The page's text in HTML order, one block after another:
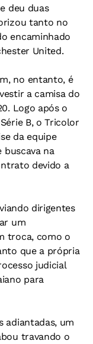
deu duas
tanto no
encaminhado
United.
no entanto, é
a camisa do
Logo após o
B, o Tricolor
da equipe
buscava na
devido a
dirigentes
um
troca, como o
que a própria
judicial
para
adiantadas, um
travando o